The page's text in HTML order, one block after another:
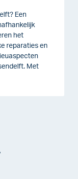
Een
het
reparaties en
Met